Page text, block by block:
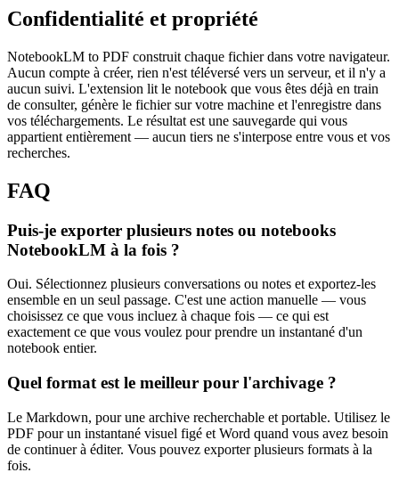
Confidentialité et propriété
NotebookLM to PDF construit chaque fichier dans votre navigateur.
Aucun compte à créer, rien n'est téléversé vers un serveur, et il n'y a
aucun suivi. L'extension lit le notebook que vous êtes déjà en train
de consulter, génère le fichier sur votre machine et l'enregistre dans
vos téléchargements. Le résultat est une sauvegarde qui vous
appartient entièrement — aucun tiers ne s'interpose entre vous et vos
recherches.
FAQ
Puis-je exporter plusieurs notes ou notebooks
NotebookLM à la fois ?
Oui. Sélectionnez plusieurs conversations ou notes et exportez-les
ensemble en un seul passage. C'est une action manuelle — vous
choisissez ce que vous incluez à chaque fois — ce qui est
exactement ce que vous voulez pour prendre un instantané d'un
notebook entier.
Quel format est le meilleur pour l'archivage ?
Le Markdown, pour une archive recherchable et portable. Utilisez le
PDF pour un instantané visuel figé et Word quand vous avez besoin
de continuer à éditer. Vous pouvez exporter plusieurs formats à la
fois.